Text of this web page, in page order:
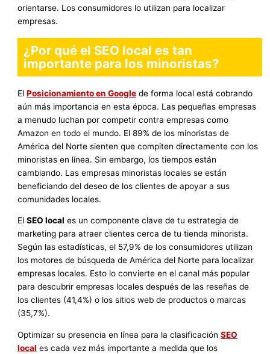
orientarse. Los consumidores lo utilizan para localizar
empresas.
¿Por qué el SEO local es tan
importante para los minoristas?
ElPosicionamiento en Google de forma local está cobrando
aún más importancia en esta época. Las pequeñas empresas
a menudo luchan por competir contra empresas como
Amazon en todo el mundo. El 89% de los minoristas de
América del Norte sienten que compiten directamente con los
minoristas en línea. Sin embargo, los tiempos están
cambiando. Las empresas minoristas locales se están
beneficiando del deseo de los clientes de apoyar a sus
comunidades locales.
ElSEO local es un componente clave de tu estrategia de
marketing para atraer clientes cerca de tu tienda minorista.
Según las estadísticas, el 57,9% de los consumidores utilizan
los motores de búsqueda de América del Norte para localizar
empresas locales. Esto lo convierte en el canal más popular
para descubrir empresas locales después de las reseñas de
los clientes (41,4%) o los sitios web de productos o marcas
(35,7%).
Optimizar su presencia en línea para la clasificaciónSEO
local es cada vez más importante a medida que los